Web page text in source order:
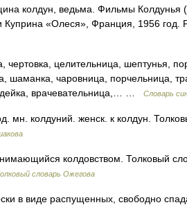
колдун, ведьма. Фильмы
«Олеся», Франция, 1956 год.
целительница, шептунья,
шаманка, чаровница, порчельница,
врачевательница,… …
Словарь
колдуний. женск. к колдун.
колдовством. Толковый
словарь Ожегова
в виде распущенных, свободно